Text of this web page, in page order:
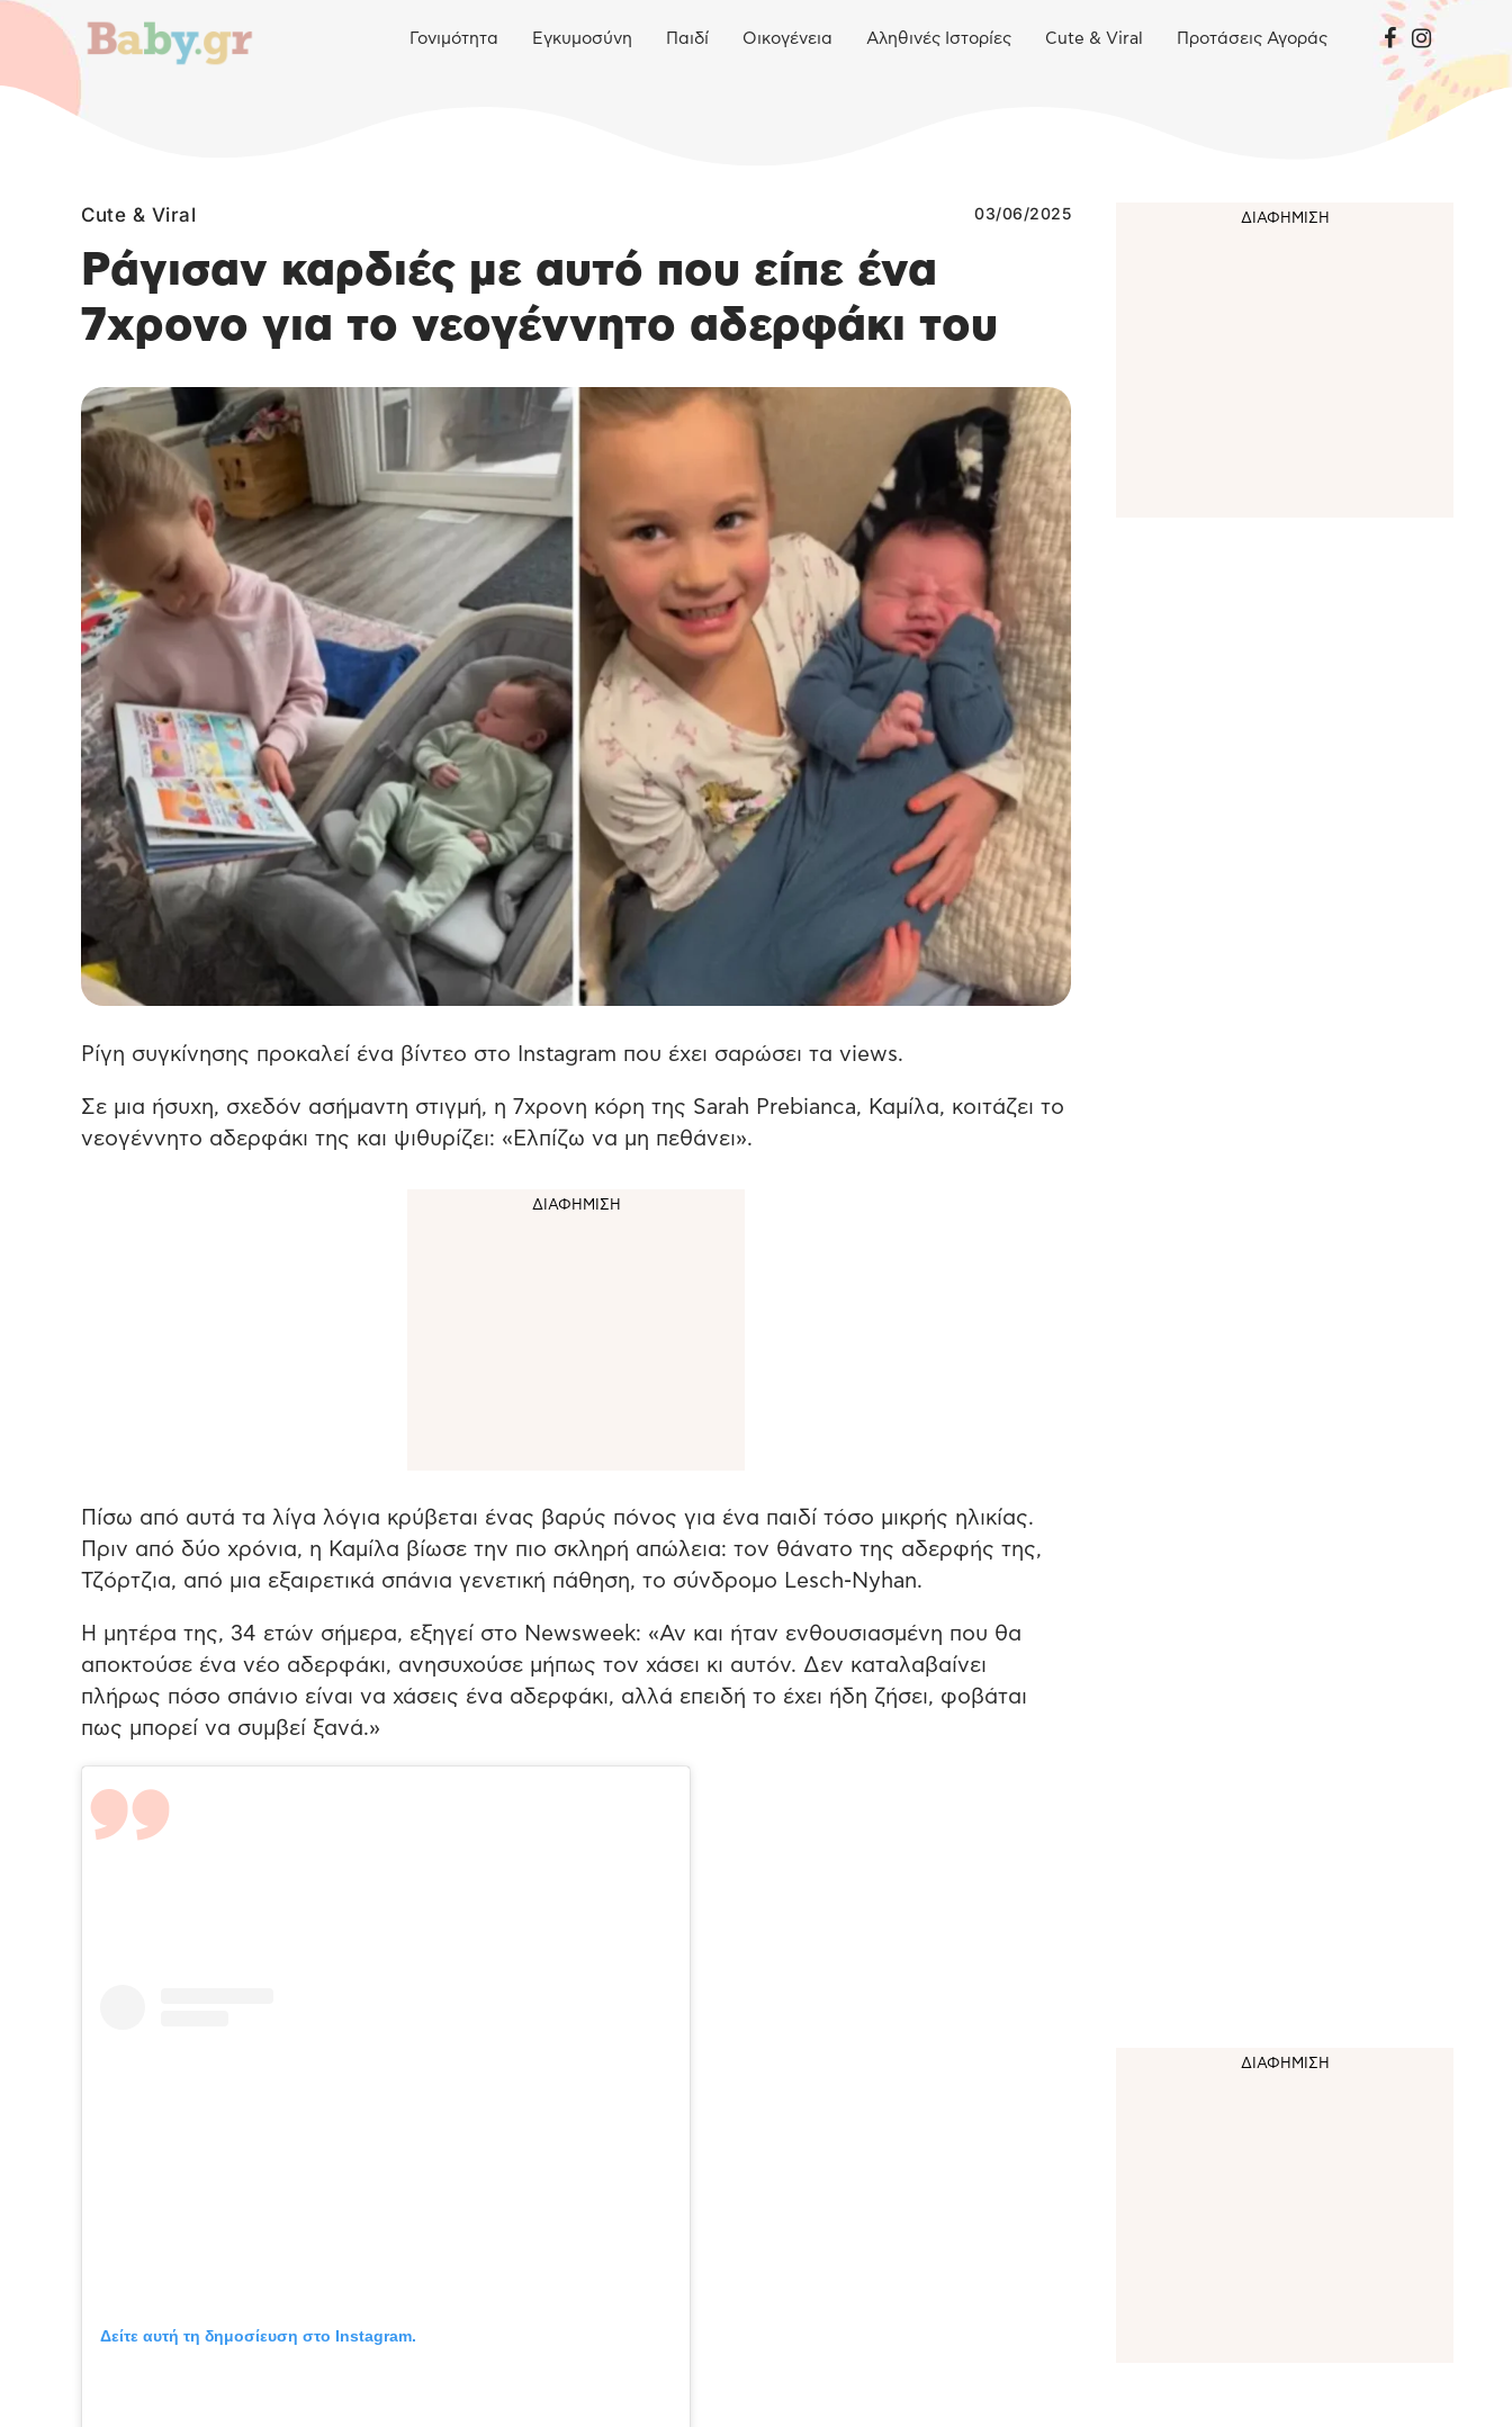
Γονιμότητα Εγκυμοσύνη Παιδί Οικογένεια Αληθινές Ιστορίες Cute & Viral Προτάσεις Αγοράς
Cute & Viral 03/06/2025
Ράγισαν καρδιές με αυτό που είπε ένα
7χρονο για το νεογέννητο αδερφάκι του
Ρίγη συγκίνησης προκαλεί ένα βίντεο στο Instagram που έχει σαρώσει τα views.
Σε μια ήσυχη, σχεδόν ασήμαντη στιγμή, η 7χρονη κόρη της Sarah Prebianca, Καμίλα, κοιτάζει το
νεογέννητο αδερφάκι της και ψιθυρίζει: «Ελπίζω να μη πεθάνει».
Πίσω από αυτά τα λίγα λόγια κρύβεται ένας βαρύς πόνος για ένα παιδί τόσο μικρής ηλικίας.
Πριν από δύο χρόνια, η Καμίλα βίωσε την πιο σκληρή απώλεια: τον θάνατο της αδερφής της,
Τζόρτζια, από μια εξαιρετικά σπάνια γενετική πάθηση, το σύνδρομο Lesch-Nyhan.
Η μητέρα της, 34 ετών σήμερα, εξηγεί στο Newsweek: «Αν και ήταν ενθουσιασμένη που θα
αποκτούσε ένα νέο αδερφάκι, ανησυχούσε μήπως τον χάσει κι αυτόν. Δεν καταλαβαίνει
πλήρως πόσο σπάνιο είναι να χάσεις ένα αδερφάκι, αλλά επειδή το έχει ήδη ζήσει, φοβάται
πως μπορεί να συμβεί ξανά.»
Δείτε αυτή τη δημοσίευση στο Instagram.